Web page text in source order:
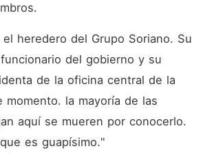
heredero del Grupo Soriano. Su
del gobierno y su
de la oficina central de la
momento. la mayoría de las
aquí se mueren por conocerlo.
es guapísimo."